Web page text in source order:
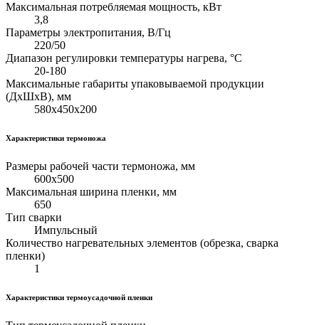
Максимальная потребляемая мощность, кВт
3,8
Параметры электропитания, В/Гц
220/50
Диапазон регулировки температуры нагрева, °С
20-180
Максимальные габариты упаковываемой продукции
(ДхШхВ), мм
580х450х200
Характеристики термоножа
Размеры рабочей части термоножа, мм
600х500
Максимальная ширина пленки, мм
650
Тип сварки
Импульсный
Количество нагревательных элементов (обрезка, сварка
пленки)
1
Характеристики термоусадочной пленки